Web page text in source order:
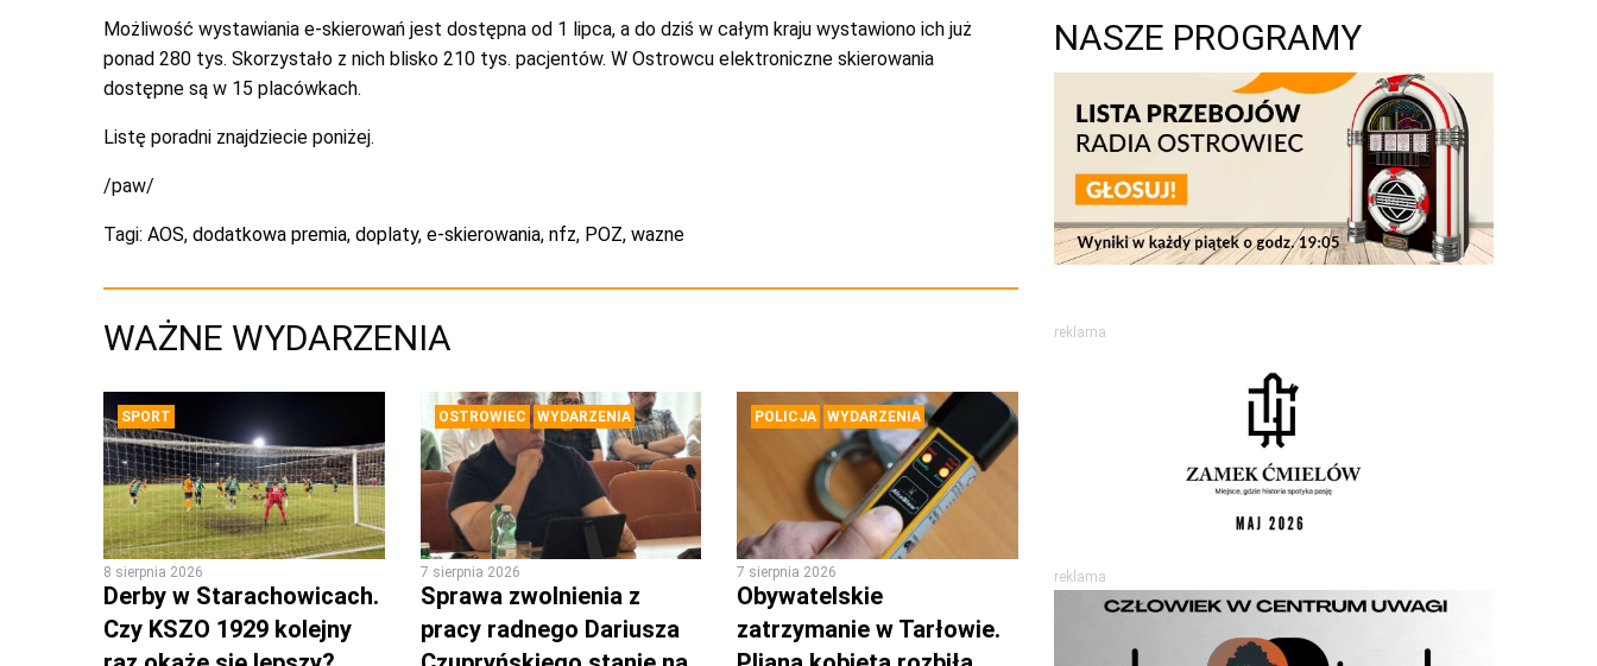
Możliwość wystawiania e-skierowań jest dostępna od 1 lipca, a do dziś w całym kraju wystawiono ich już
ponad 280 tys. Skorzystało z nich blisko 210 tys. pacjentów. W Ostrowcu elektroniczne skierowania
dostępne są w 15 placówkach.
Listę poradni znajdziecie poniżej.
/paw/
Tagi: AOS, dodatkowa premia, doplaty, e-skierowania, nfz, POZ, wazne
WAŻNE WYDARZENIA
SPORT
8 sierpnia 2026
Derby w Starachowicach.
Czy KSZO 1929 kolejny
OSTROWIEC WYDARZENIA
7 sierpnia 2026
Sprawa zwolnienia z
pracy radnego Dariusza
POLICJA WYDARZENIA
7 sierpnia 2026
Obywatelskie
zatrzymanie w Tarłowie.
NASZE PROGRAMY
reklama
reklama